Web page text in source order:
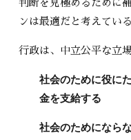
判断を見極めるために
ンは最適だと考えてい
行政は、中立公平な立
社会のために役に
金を支給する
社会のためになら